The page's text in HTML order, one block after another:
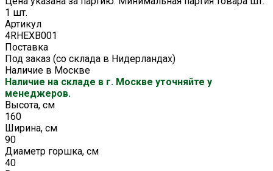
1 шт.
Артикул
4RHEXB001
Поставка
Под заказ (со склада в Нидерландах)
Наличие в Москве
Наличие на складе в г. Москве уточняйте у
менеджеров.
Высота, см
160
Ширина, см
90
Диаметр горшка, см
40